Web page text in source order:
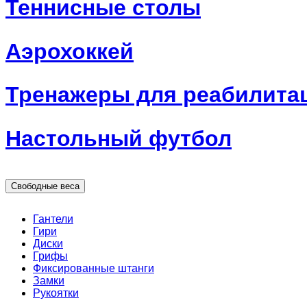
Теннисные столы
Аэрохоккей
Тренажеры для
Настольный футбол
Свободные веса
Гантели
Гири
Диски
Грифы
Фиксированные штанги
Замки
Рукоятки